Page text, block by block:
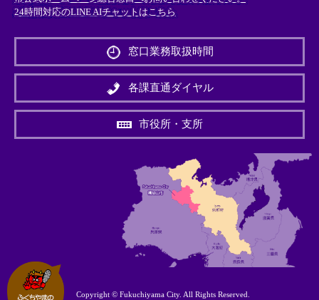
24時間対応のLINE AIチャットはこちら
外
リ
ン
＞
窓口業務取扱時間
各課直通ダイヤル
市役所・支所
Copyright © Fukuchiyama City. All Rights Reserved.